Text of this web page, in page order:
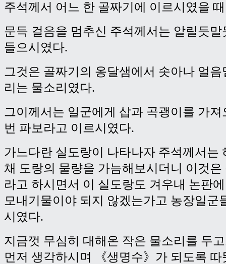
주석께서 어느 한 골짜기에 이르시였을
문득 걸음을 멈추신 주석께서는 알릴듯
들으시였다.
그것은 골짜기의 옹달샘에서 솟아나 얼
리는 물소리였다.
그이께서는 일군에게 삽과 곡괭이를 가
번 파보라고 이르시였다.
가느다란 실도랑이 나타나자 주석께서는
채 도랑의 물량을 가늠해보시더니 이것
라고 하시면서 이 실도랑도 겨우내 논판
모내기물이야 되지 않겠는가고 농장일군
시였다.
지금껏 무심히 대해온 작은 물소리를 두
먼저 생각하시며 《생명수》가 되도록